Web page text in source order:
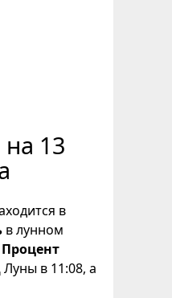
13
в
в лунном
Процент
Луны в 11:08, а